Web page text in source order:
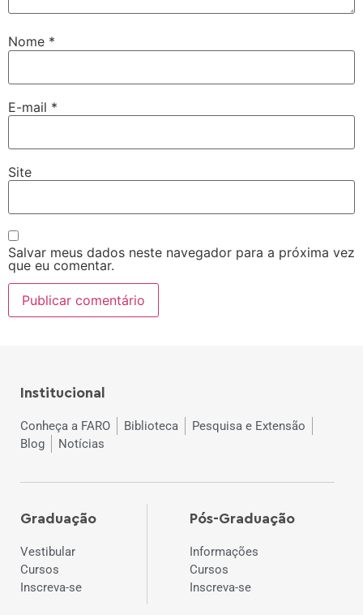
Nome *
E-mail *
Site
Salvar meus dados neste navegador para a próxima vez
que eu comentar.
Institucional
Conheça a FARO Biblioteca
Pesquisa e Extensão
Blog
Notícias
Graduação
Vestibular
Cursos
Inscreva-se
Pós-Graduação
Informações
Cursos
Inscreva-se